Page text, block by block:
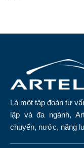
Là một tập đoàn tư
lập và đa ngành,
chuyển, nước, năng